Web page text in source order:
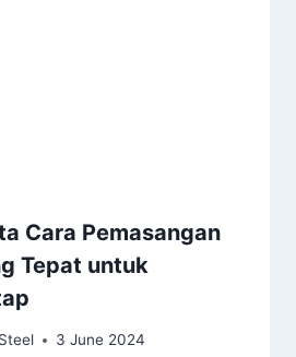
Cara Pemasangan
Tepat untuk
3 June 2024